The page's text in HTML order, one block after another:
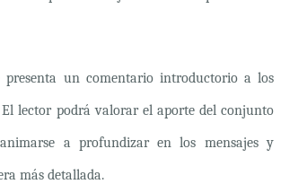
presenta un comentario introductorio a los
lector podrá valorar el aporte del conjunto
a profundizar en los mensajes y
más detallada.